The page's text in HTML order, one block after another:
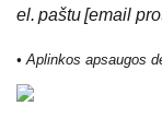
el. paštu[email
• Aplinkos apsaugos